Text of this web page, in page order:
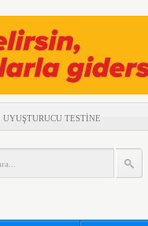
TESTİNE
SONUÇLARI